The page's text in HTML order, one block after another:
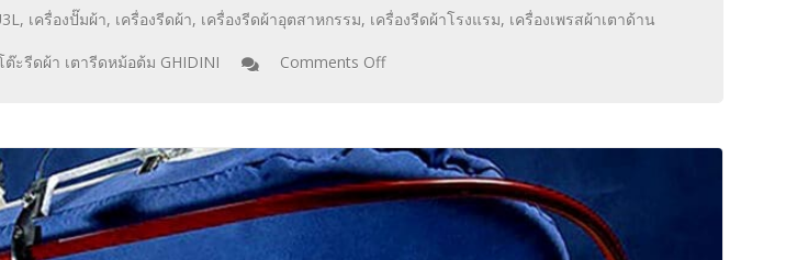
, เครื่องปั๊มผ้า, เครื่องรีดผ้า, เครื่องรีดผ้าอุตสาหกรรม, เครื่องรีดผ้าโรงแรม, เครื่องเพรสผ้าเตาด้าน
ะรีดผ้า เตารีดหม้อต้ม GHIDINI Comments Off